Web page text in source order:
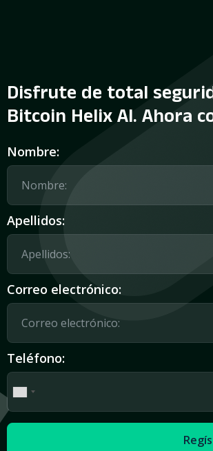
Disfrute de total
Bitcoin Helix AI. Ahora
Nombre:
Apellidos:
Correo electrónico:
Teléfono: